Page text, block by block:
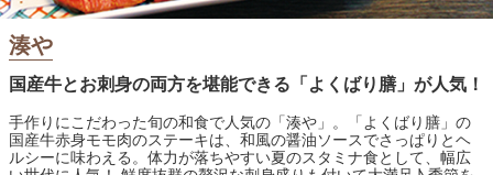
湊や
国産牛とお刺身の両方を堪能できる「よくばり膳」が人気！
手作りにこだわった旬の和食で人気の「湊や」。「よくばり膳」の
国産牛赤身モモ肉のステーキは、和風の醤油ソースでさっぱりとヘ
ルシーに味わえる。体力が落ちやすい夏のスタミナ食として、幅広